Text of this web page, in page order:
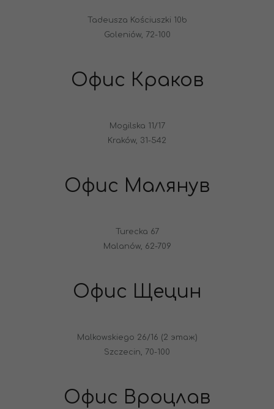
Tadeusza Kościuszki 10b
Goleniów, 72-100
Офис Краков
Mogilska 11/17
Kraków, 31-542
Офис Малянув
Turecka 67
Malanów, 62-709
Офис Щецин
Malkowskiego 26/16 (2 этаж)
Szczecin, 70-100
Офис Вроцлав